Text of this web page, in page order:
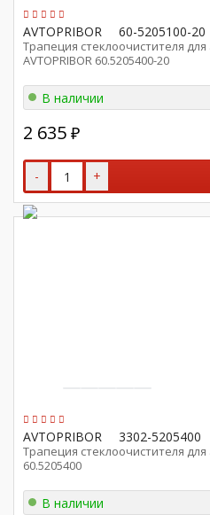
AVTOPRIBOR 60-5205100-20
Трапеция стеклоочистителя
AVTOPRIBOR 60.5205400-20
В наличии
2 635 ₽
- +
AVTOPRIBOR 3302-5205400
Трапеция стеклоочистителя для
60.5205400
В наличии